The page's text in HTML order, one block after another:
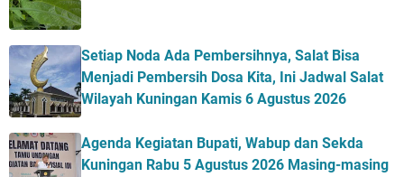
Setiap Noda Ada Pembersihnya, Salat Bisa
Menjadi Pembersih Dosa Kita, Ini Jadwal Salat
Wilayah Kuningan Kamis 6 Agustus 2026
Agenda Kegiatan Bupati, Wabup dan Sekda
Kuningan Rabu 5 Agustus 2026 Masing-masing